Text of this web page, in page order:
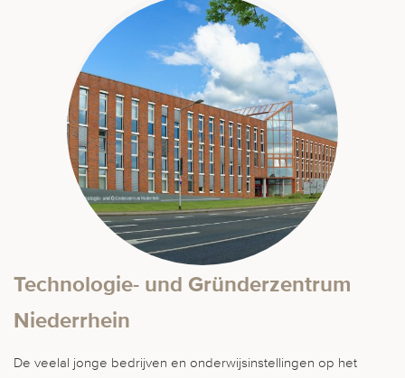
Technologie- und Gründerzentrum
Niederrhein
De veelal jonge bedrijven en onderwijsinstellingen op het